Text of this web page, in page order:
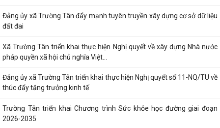
Đảng ủy xã Trường Tân đẩy mạnh tuyên truyền xây dựng cơ sở dữ liệu
đất đai
Xã Trường Tân triển khai thực hiện Nghị quyết về xây dựng Nhà nước
pháp quyền xã hội chủ nghĩa Việt...
Đảng ủy xã Trường Tân triển khai thực hiện Nghị quyết số 11-NQ/TU về
thúc đẩy tăng trưởng kinh tế
Trường Tân triển khai Chương trình Sức khỏe học đường giai đoạn
2026-2035